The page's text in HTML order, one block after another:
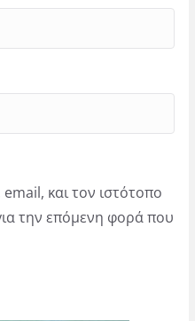
και τον ιστότοπο
την επόμενη φορά που